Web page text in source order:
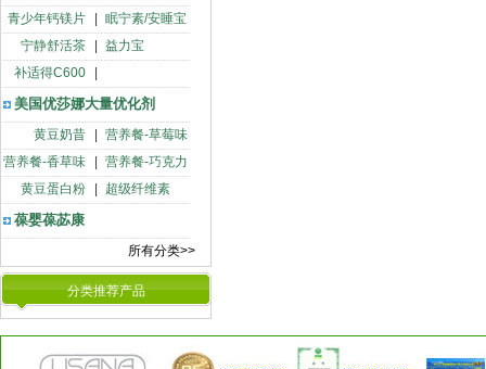
青少年钙镁片
眠宁素/安睡宝
宁静舒活茶
益力宝
补适得C600
美国优莎娜大量优化剂
黄豆奶昔
营养餐-草莓味
营养餐-香草味
营养餐-巧克力
黄豆蛋白粉
超级纤维素
葆婴葆苾康
所有分类>>
分类推荐产品